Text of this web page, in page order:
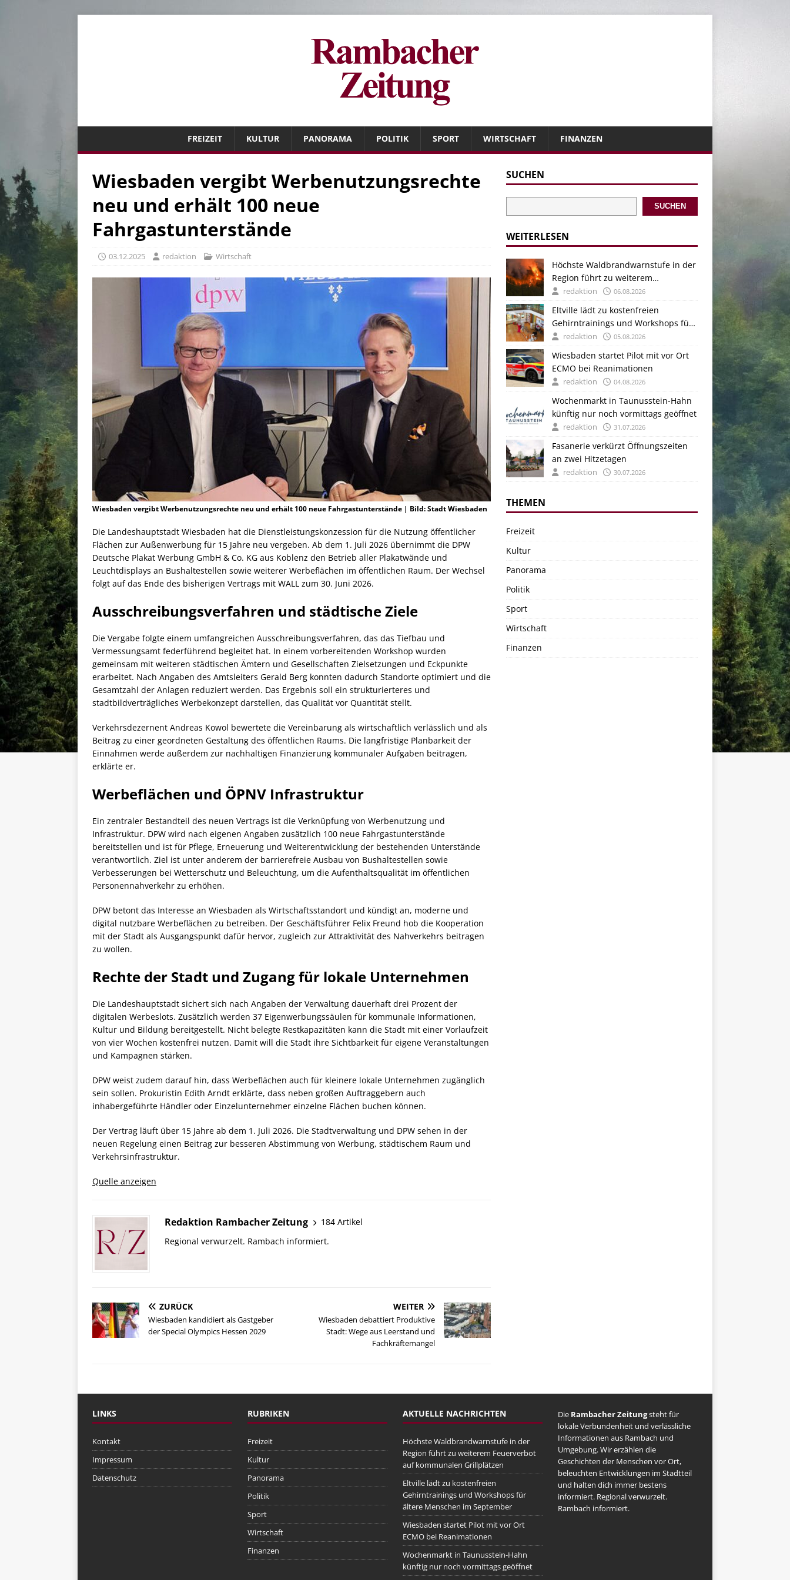
FREIZEIT KULTUR PANORAMA POLITIK SPORT WIRTSCHAFT FINANZEN
Wiesbaden vergibt Werbenutzungsrechte
neu und erhält 100 neue
Fahrgastunterstände
03.12.2025 redaktion Wirtschaft
Wiesbaden vergibt Werbenutzungsrechte neu und erhält 100 neue Fahrgastunterstände | Bild: Stadt Wiesbaden
Die Landeshauptstadt Wiesbaden hat die Dienstleistungskonzession für die Nutzung öffentlicher
Flächen zur Außenwerbung für 15 Jahre neu vergeben. Ab dem 1. Juli 2026 übernimmt die DPW
Deutsche Plakat Werbung GmbH & Co. KG aus Koblenz den Betrieb aller Plakatwände und
Leuchtdisplays an Bushaltestellen sowie weiterer Werbeflächen im öffentlichen Raum. Der Wechsel
folgt auf das Ende des bisherigen Vertrags mit WALL zum 30. Juni 2026.
Ausschreibungsverfahren und städtische Ziele
Die Vergabe folgte einem umfangreichen Ausschreibungsverfahren, das das Tiefbau und
Vermessungsamt federführend begleitet hat. In einem vorbereitenden Workshop wurden
gemeinsam mit weiteren städtischen Ämtern und Gesellschaften Zielsetzungen und Eckpunkte
erarbeitet. Nach Angaben des Amtsleiters Gerald Berg konnten dadurch Standorte optimiert und die
Gesamtzahl der Anlagen reduziert werden. Das Ergebnis soll ein strukturierteres und
stadtbildverträgliches Werbekonzept darstellen, das Qualität vor Quantität stellt.
Verkehrsdezernent Andreas Kowol bewertete die Vereinbarung als wirtschaftlich verlässlich und als
Beitrag zu einer geordneten Gestaltung des öffentlichen Raums. Die langfristige Planbarkeit der
Einnahmen werde außerdem zur nachhaltigen Finanzierung kommunaler Aufgaben beitragen,
erklärte er.
Werbeflächen und ÖPNV Infrastruktur
Ein zentraler Bestandteil des neuen Vertrags ist die Verknüpfung von Werbenutzung und
Infrastruktur. DPW wird nach eigenen Angaben zusätzlich 100 neue Fahrgastunterstände
bereitstellen und ist für Pflege, Erneuerung und Weiterentwicklung der bestehenden Unterstände
verantwortlich. Ziel ist unter anderem der barrierefreie Ausbau von Bushaltestellen sowie
Verbesserungen bei Wetterschutz und Beleuchtung, um die Aufenthaltsqualität im öffentlichen
Personennahverkehr zu erhöhen.
DPW betont das Interesse an Wiesbaden als Wirtschaftsstandort und kündigt an, moderne und
digital nutzbare Werbeflächen zu betreiben. Der Geschäftsführer Felix Freund hob die Kooperation
mit der Stadt als Ausgangspunkt dafür hervor, zugleich zur Attraktivität des Nahverkehrs beitragen
zu wollen.
Rechte der Stadt und Zugang für lokale Unternehmen
Die Landeshauptstadt sichert sich nach Angaben der Verwaltung dauerhaft drei Prozent der
digitalen Werbeslots. Zusätzlich werden 37 Eigenwerbungssäulen für kommunale Informationen,
Kultur und Bildung bereitgestellt. Nicht belegte Restkapazitäten kann die Stadt mit einer Vorlaufzeit
von vier Wochen kostenfrei nutzen. Damit will die Stadt ihre Sichtbarkeit für eigene Veranstaltungen
und Kampagnen stärken.
DPW weist zudem darauf hin, dass Werbeflächen auch für kleinere lokale Unternehmen zugänglich
sein sollen. Prokuristin Edith Arndt erklärte, dass neben großen Auftraggebern auch
inhabergeführte Händler oder Einzelunternehmer einzelne Flächen buchen können.
Der Vertrag läuft über 15 Jahre ab dem 1. Juli 2026. Die Stadtverwaltung und DPW sehen in der
neuen Regelung einen Beitrag zur besseren Abstimmung von Werbung, städtischem Raum und
Verkehrsinfrastruktur.
Quelle anzeigen
Redaktion Rambacher Zeitung
184 Artikel
Regional verwurzelt. Rambach informiert.
ZURÜCK
Wiesbaden kandidiert als Gastgeber
der Special Olympics Hessen 2029
WEITER
Wiesbaden debattiert Produktive
Stadt: Wege aus Leerstand und
Fachkräftemangel
SUCHEN
SUCHEN
WEITERLESEN
Höchste Waldbrandwarnstufe in der
Region führt zu weiterem
Feuerverbot auf kommunalen
Grillplätzen
redaktion 06.08.2026
Eltville lädt zu kostenfreien
Gehirntrainings und Workshops für
ältere Menschen im September
redaktion 05.08.2026
Wiesbaden startet Pilot mit vor Ort
ECMO bei Reanimationen
redaktion 04.08.2026
Wochenmarkt in Taunusstein-Hahn
künftig nur noch vormittags geöffnet
redaktion 31.07.2026
Fasanerie verkürzt Öffnungszeiten
an zwei Hitzetagen
redaktion 30.07.2026
THEMEN
Freizeit
Kultur
Panorama
Politik
Sport
Wirtschaft
Finanzen
LINKS
Kontakt
Impressum
Datenschutz
RUBRIKEN
Freizeit
Kultur
Panorama
Politik
Sport
Wirtschaft
Finanzen
AKTUELLE NACHRICHTEN
Höchste Waldbrandwarnstufe in der
Region führt zu weiterem Feuerverbot
auf kommunalen Grillplätzen
Eltville lädt zu kostenfreien
Gehirntrainings und Workshops für
ältere Menschen im September
Wiesbaden startet Pilot mit vor Ort
ECMO bei Reanimationen
Wochenmarkt in Taunusstein-Hahn
künftig nur noch vormittags geöffnet
Die Rambacher Zeitungsteht für
lokale Verbundenheit und verlässliche
Informationen aus Rambach und
Umgebung. Wir erzählen die
Geschichten der Menschen vor Ort,
beleuchten Entwicklungen im Stadtteil
und halten dich immer bestens
informiert. Regional verwurzelt.
Rambach informiert.